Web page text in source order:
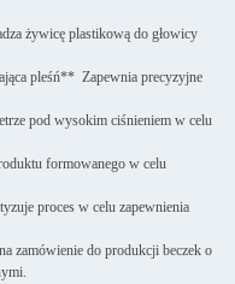
żywicę plastikową do głowicy
pleśń** ️ Zapewnia precyzyjne
pod wysokim ciśnieniem w celu
formowanego w celu
proces w celu zapewnienia
zamówienie do produkcji beczek o